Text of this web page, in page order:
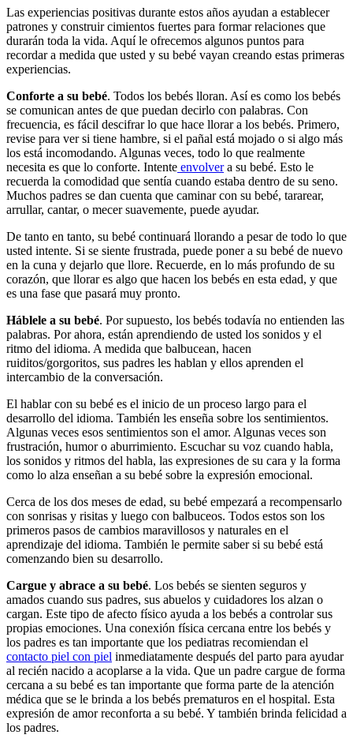
Las experiencias positivas durante estos años ayudan a establecer
patrones y construir cimientos fuertes para formar relaciones que
durarán toda la vida. Aquí le ofrecemos algunos puntos para
recordar a medida que usted y su bebé vayan creando estas primeras
experiencias.
Conforte a su bebé. Todos los bebés lloran. Así es como los bebés
se comunican antes de que puedan decirlo con palabras. Con
frecuencia, es fácil descifrar lo que hace llorar a los bebés. Primero,
revise para ver si tiene hambre, si el pañal está mojado o si algo más
los está incomodando. Algunas veces, todo lo que realmente
necesita es que lo conforte. Intente envolvera su bebé. Esto le
recuerda la comodidad que sentía cuando estaba dentro de su seno.
Muchos padres se dan cuenta que caminar con su bebé, tararear,
arrullar, cantar, o mecer suavemente, puede ayudar.
De tanto en tanto, su bebé continuará llorando a pesar de todo lo que
usted intente. Si se siente frustrada, puede poner a su bebé de nuevo
en la cuna y dejarlo que llore. Recuerde, en lo más profundo de su
corazón, que llorar es algo que hacen los bebés en esta edad, y que
es una fase que pasará muy pronto.
Háblele a su bebé. Por supuesto, los bebés todavía no entienden las
palabras. Por ahora, están aprendiendo de usted los sonidos y el
ritmo del idioma. A medida que balbucean, hacen
ruiditos/gorgoritos, sus padres les hablan y ellos aprenden el
intercambio de la conversación.
El hablar con su bebé es el inicio de un proceso largo para el
desarrollo del idioma. También les enseña sobre los sentimientos.
Algunas veces esos sentimientos son el amor. Algunas veces son
frustración, humor o aburrimiento. Escuchar su voz cuando habla,
los sonidos y ritmos del habla, las expresiones de su cara y la forma
como lo alza enseñan a su bebé sobre la expresión emocional.
Cerca de los dos meses de edad, su bebé empezará a recompensarlo
con sonrisas y risitas y luego con balbuceos. Todos estos son los
primeros pasos de cambios maravillosos y naturales en el
aprendizaje del idioma. También le permite saber si su bebé está
comenzando bien su desarrollo.
Cargue y abrace a su bebé. Los bebés se sienten seguros y
amados cuando sus padres, sus abuelos y cuidadores los alzan o
cargan. Este tipo de afecto físico ayuda a los bebés a controlar sus
propias emociones. Una conexión física cercana entre los bebés y
los padres es tan importante que los pediatras recomiendan el
contacto piel con piel inmediatamente después del parto para ayudar
al recién nacido a acoplarse a la vida. Que un padre cargue de forma
cercana a su bebé es tan importante que forma parte de la atención
médica que se le brinda a los bebés prematuros en el hospital. Esta
expresión de amor reconforta a su bebé. Y también brinda felicidad a
los padres.